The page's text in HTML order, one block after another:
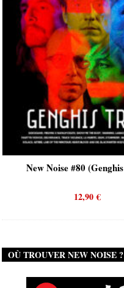
#80 (Genghis Tron)
OÙ TROUVER NEW NOISE ?